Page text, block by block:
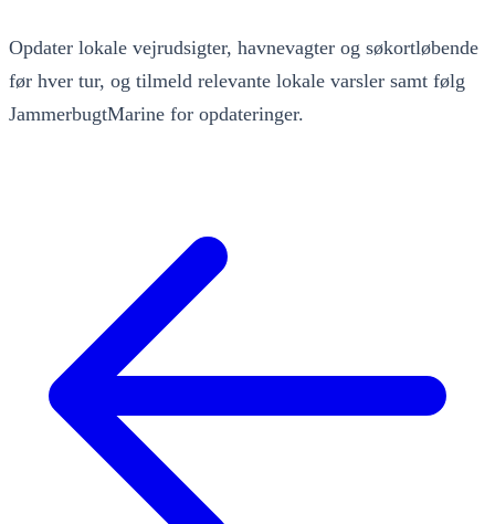
Opdater lokale vejrudsigter, havnevagter og søkortløbende
før hver tur, og tilmeld relevante lokale varsler samt følg
JammerbugtMarine for opdateringer.